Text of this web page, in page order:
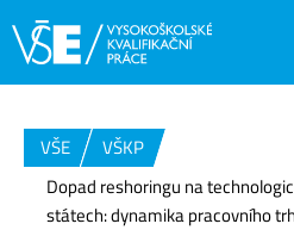
VŠE
VŠKP
Dopad reshoringu na
státech: dynamika pracovního